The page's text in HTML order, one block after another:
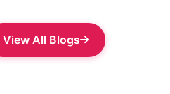
View All Blogs